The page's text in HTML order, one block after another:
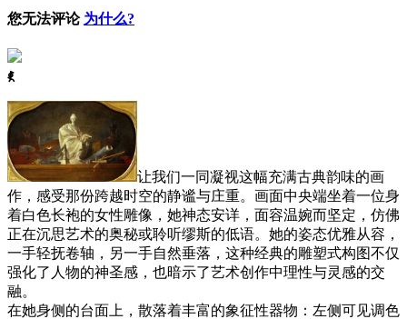
您无法评论 为什么?
ꈅ
让我们一同凝视这幅充满古典韵味的画
作，感受那份跨越时空的静谧与庄重。画面中央端坐着一位身
着白色长袍的女性雕像，她神态安详，面容温婉而坚定，仿佛
正在沉思艺术的奥秘或聆听缪斯的低语。她的姿态优雅从容，
一手轻抚卷轴，另一手自然垂落，这种经典的雕塑式构图不仅
强化了人物的神圣感，也暗示了艺术创作中理性与灵感的交
融。
在她身侧的台面上，散落着丰富的象征性器物：左侧可见调色